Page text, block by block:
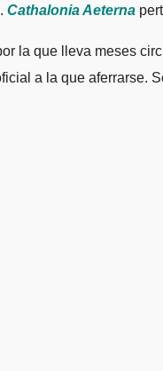
Cathalonia Aeterna
la que lleva meses
a la que aferrarse.